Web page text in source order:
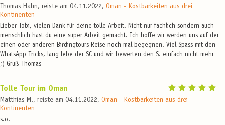
Thomas Hahn, reiste am 04.11.2022, Oman - Kostbarkeiten aus drei
Kontinenten
Lieber Tobi, vielen Dank für deine tolle Arbeit. Nicht nur fachlich sondern auch
menschlich hast du eine super Arbeit gemacht. Ich hoffe wir werden uns auf der
einen oder anderen Birdingtours Reise noch mal begegnen. Viel Spass mit den
WhatsApp Tricks, lang lebe der SC und wir bewerten den S. einfach nicht mehr
;) Gruß Thomas
Tolle Tour im Oman
Matthias M., reiste am 04.11.2022, Oman - Kostbarkeiten aus drei
Kontinenten
s.o.